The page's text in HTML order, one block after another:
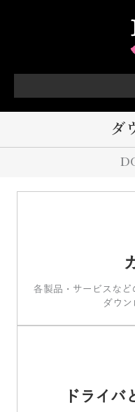
ダ
各製品・サービスな
ダウン
ドライバ